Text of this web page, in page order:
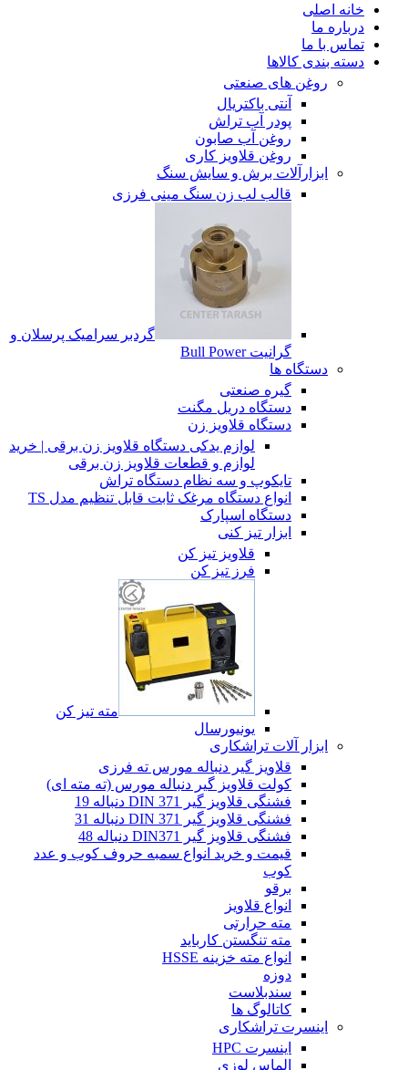
خانه اصلی
درباره ما
تماس با ما
دسته بندی کالاها
روغن های صنعتی
آنتی باکتریال
پودر آب تراش
روغن آب صابون
روغن قلاویز کاری
ابزارآلات برش و سایش سنگ
قالب لب زن سنگ مینی فرزی
گردبر سرامیک پرسلان و
گرانیت Bull Power
دستگاه ها
گیره صنعتی
دستگاه دریل مگنت
دستگاه قلاویز زن
لوازم یدکی دستگاه قلاویز زن برقی | خرید
لوازم و قطعات قلاویز زن برقی
تایکوپ و سه نظام دستگاه تراش
انواع دستگاه مرغک ثابت قابل تنظیم مدل TS
دستگاه اسپارک
ابزار تیز کنی
قلاویز تیز کن
فرز تیز کن
مته تیز کن
یونیورسال
ابزار آلات تراشکاری
قلاویز گیر دنباله مورس ته فرزی
کولت قلاویز گیر دنباله مورس (ته مته ای)
فشنگی قلاویز گیر DIN 371 دنباله 19
فشنگی قلاویز گیر DIN 371 دنباله 31
فشنگی قلاویز گیر DIN371 دنباله 48
قیمت و خرید انواع سمبه حروف کوب و عدد
کوب
برقو
انواع قلاویز
مته حرارتی
مته تنگستن کارباید
انواع مته خزینه HSSE
دوزه
سندبلاست
کاتالوگ ها
اینسرت تراشکاری
اینسرت HPC
الماس لوزی